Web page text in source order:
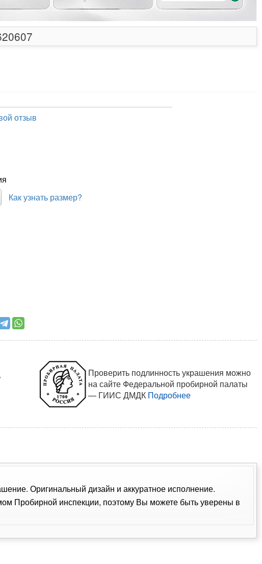
отзыв
Как узнать размер?
Проверить подлинность украшения можно
на сайте Федеральной пробирной палаты
— ГИИС ДМДК Подробнее
Оригинальный дизайн и аккуратное исполнение.
Пробирной инспекции, поэтому Вы можете быть уверены в